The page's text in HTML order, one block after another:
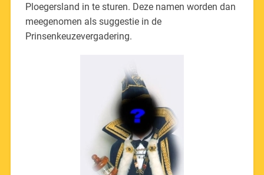
Ploegersland in te sturen. Deze namen worden dan
meegenomen als suggestie in de
Prinsenkeuzevergadering.